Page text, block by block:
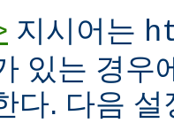
지시어는
있는 경우
다. 다음